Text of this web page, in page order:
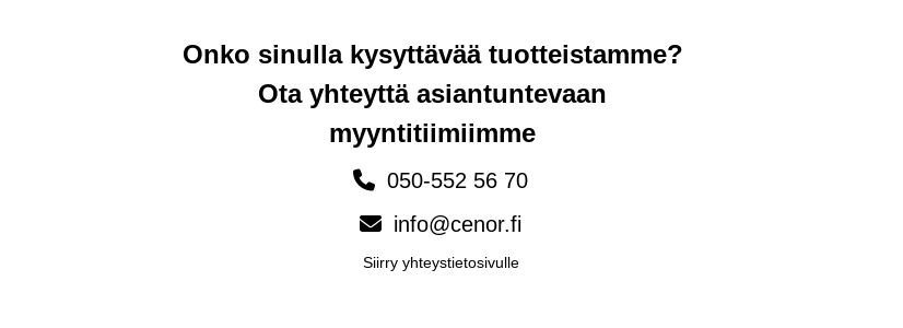
Onko sinulla kysyttävää tuotteistamme?
Ota yhteyttä asiantuntevaan
myyntitiimiimme
050-552 56 70
info@cenor.fi
Siirry yhteystietosivulle